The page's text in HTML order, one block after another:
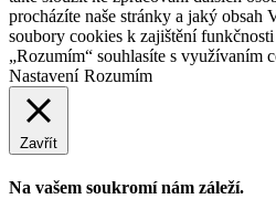
procházíte naše stránky a jaký obsah
soubory cookies k zajištění
„Rozumím“ souhlasíte s využívaním
Nastavení Rozumím
Zavřít
Na vašem soukromí nám záleží.